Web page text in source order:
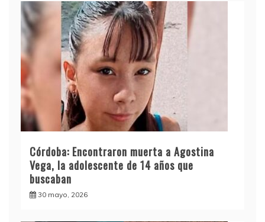
Córdoba: Encontraron muerta a Agostina
Vega, la adolescente de 14 años que
buscaban
30 mayo, 2026